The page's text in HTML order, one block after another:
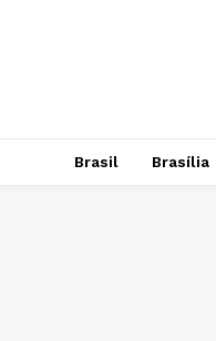
Brasil Brasília